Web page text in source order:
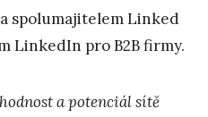
spolumajitelem Linked
LinkedIn pro B2B firmy.
a potenciál sítě